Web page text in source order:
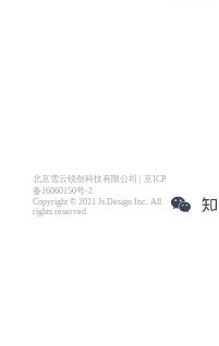
北京雪云锐创科技有限公司 | 京ICP
备16060150号-2
Copyright © 2021 Js.Design Inc. All
rights reserved.